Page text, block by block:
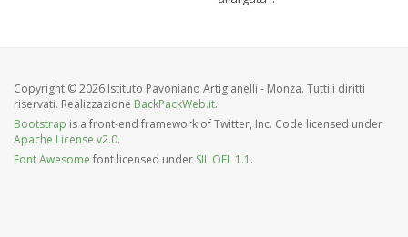
Copyright © 2026 Istituto Pavoniano Artigianelli - Monza. Tutti i diritti
riservati. Realizzazione BackPackWeb.it.
Bootstrap is a front-end framework of Twitter, Inc. Code licensed under
Apache License v2.0.
Font Awesome font licensed under SIL OFL 1.1 .